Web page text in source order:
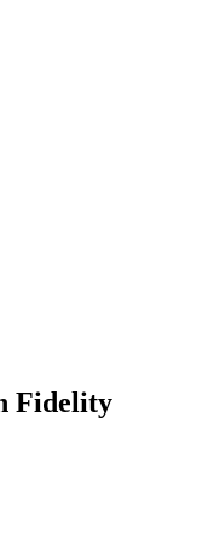
Fidelity